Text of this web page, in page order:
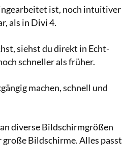
ist, noch intuitiver
als in Divi 4.
siehst du direkt in Echt-
schneller als früher.
machen, schnell und
diverse Bildschirmgrößen
Bildschirme. Alles passt